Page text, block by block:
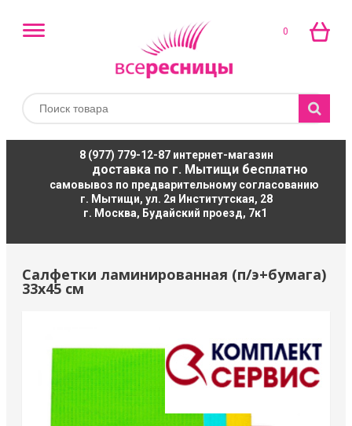
0
8 (977) 779-12-87интернет-магазин
доставка по г. Мытищи бесплатно
самовывоз по предварительному согласованию
г. Мытищи, ул. 2я Институтская, 28
г. Москва, Будайский проезд, 7к1
Салфетки ламинированная (п/э+бумага)
33х45 см